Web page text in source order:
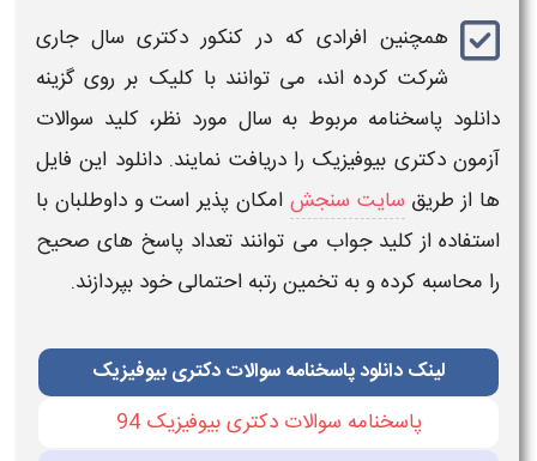
همچنین افرادی که در کنکور دکتری سال جاری
شرکت کرده‌ اند، می‌ توانند با کلیک بر روی گزینه
دانلود پاسخنامه مربوط به سال مورد نظر، کلید سوالات
آزمون دکتری بیوفیزیک را دریافت نمایند.دانلود این فایل‌
ها از طریق سایت سنجش امکان‌ پذیر است و داوطلبان با
استفاده از کلید جواب می‌ توانند تعداد پاسخ‌ های صحیح
را محاسبه کرده و به تخمین رتبه احتمالی خود بپردازند.
لینک دانلود پاسخنامه سوالات دکتری بیوفیزیک
پاسخنامه سوالات دکتری بیوفیزیک 94